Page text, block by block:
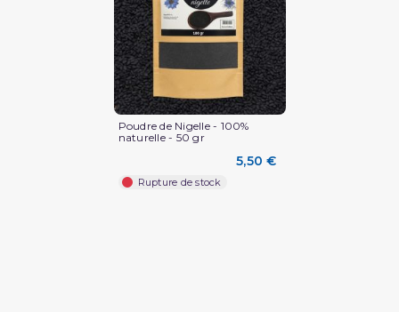
Poudre de Nigelle - 100%
naturelle - 50 gr
5,50 €
Rupture de stock